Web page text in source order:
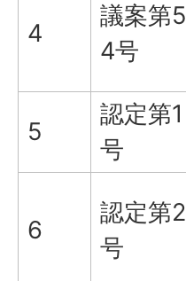
4
議案第5
4号
5
認定第1
号
6
認定第2
号